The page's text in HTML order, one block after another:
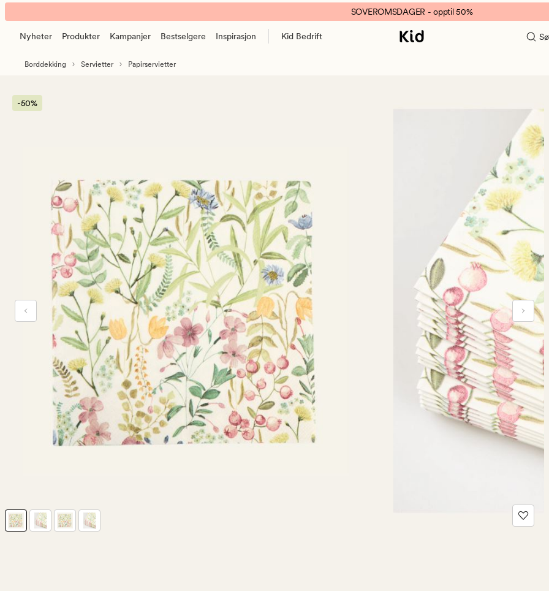
Ledburry
papirservietter
beige
banner.
Klikk
pause.
SOVEROMSDAGER - opptil 50%
Nyheter Produkter Kampanjer Bestselgere Inspirasjon Kid Bedrift
Borddekking Servietter Papirservietter
-50%